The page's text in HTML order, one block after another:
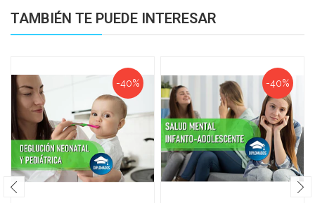
TAMBIÉN TE PUEDE INTERESAR
-40% -40%